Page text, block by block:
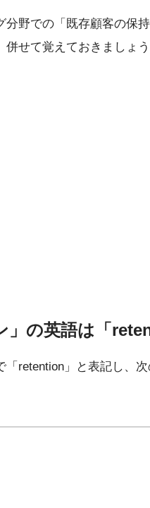
分野での「既存顧客の保
せて覚えておきましょう
」の英語は「
「retention」と表記し、